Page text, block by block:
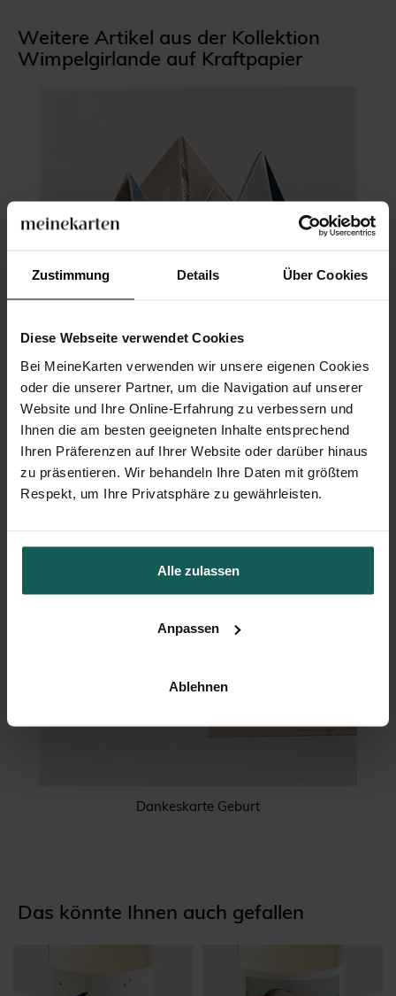
Zustimmung Details Über Cookies
Diese Webseite verwendet Cookies
Bei MeineKarten verwenden wir unsere eigenen Cookies
oder die unserer Partner, um die Navigation auf unserer
Website und Ihre Online-Erfahrung zu verbessern und
Ihnen die am besten geeigneten Inhalte entsprechend
Ihren Präferenzen auf Ihrer Website oder darüber hinaus
zu präsentieren. Wir behandeln Ihre Daten mit größtem
Respekt, um Ihre Privatsphäre zu gewährleisten.
Alle zulassen
Anpassen
Ablehnen
Weitere Artikel aus der Kollektion
Wimpelgirlande auf Kraftpapier
Geburtskarte
Dankeskarte Geburt
Das könnte Ihnen auch gefallen